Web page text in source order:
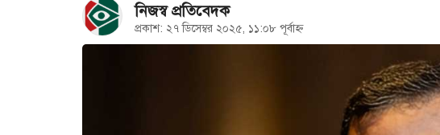
নিজস্ব প্রতিবেদক
প্রকাশ: ২৭ ডিসেম্বর ২০২৫, ১১:০৮ পূর্বাহ্ন